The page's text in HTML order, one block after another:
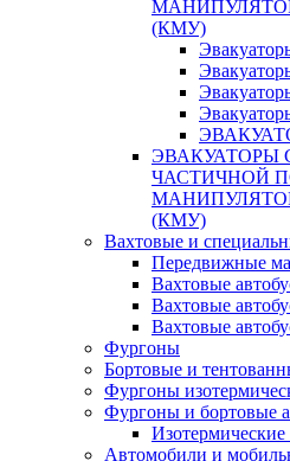
(КМУ)
ЭВАКУАТОРЫ
ЧАСТИЧНОЙ
(КМУ)
Вахтовые и
Передвижные
Вахтовые
Вахтовые
Вахтовые
Фургоны
Бортовые и
Фургоны
Фургоны и бортовые
Автомобили и